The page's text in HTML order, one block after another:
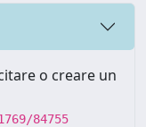
o creare un
84755